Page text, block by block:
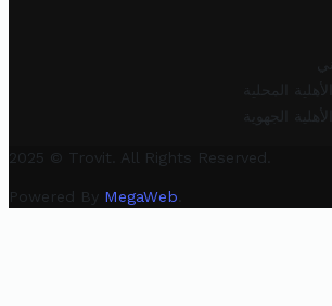
المحلية
الجهوية
2025 © Trovit. All Rights Reserved.
Powered By MegaWeb